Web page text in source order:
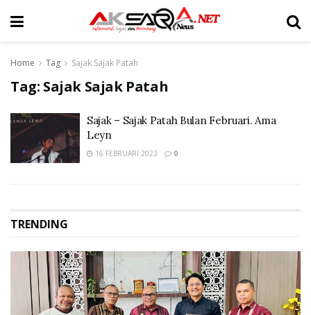
Home Tag Sajak Sajak Patah
Tag: Sajak Sajak Patah
Sajak – Sajak Patah Bulan Februari. Ama
Leyn
16 FEBRUARI 2023 0
TRENDING